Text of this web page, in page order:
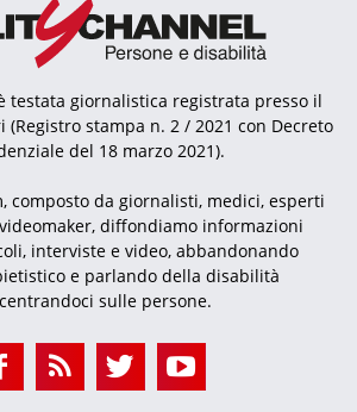
testata giornalistica registrata presso il
stampa n. 2 / 2021 con Decreto
del 18 marzo 2021).
composto da giornalisti, medici, esperti
diffondiamo informazioni
interviste e video, abbandonando
e parlando della disabilità
sulle persone.